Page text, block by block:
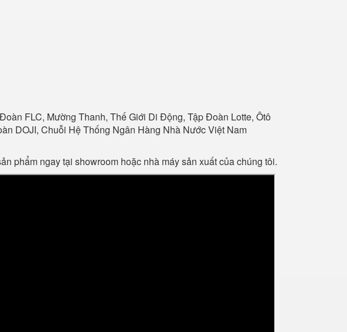
FLC, Mường Thanh, Thế Giới Di Động, Tập Đoàn Lotte, Ôtô
DOJI, Chuỗi Hệ Thống Ngân Hàng Nhà Nước Việt Nam
phẩm ngay tại showroom hoặc nhà máy sản xuất của chúng tôi.